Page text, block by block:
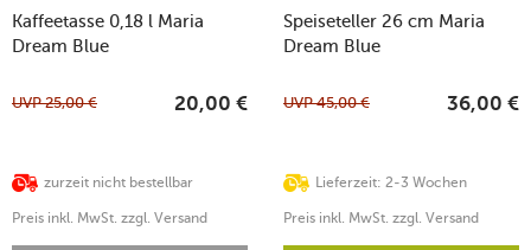
Kaffeetasse 0,18 l Maria
Dream Blue
zurzeit nicht bestellbar
UVP25,00 € 20,00 €
Preis inkl. MwSt. zzgl. Versand
Speiseteller 26 cm Maria
Dream Blue
Lieferzeit: 2-3 Wochen
UVP45,00 € 36,00 €
Preis inkl. MwSt. zzgl. Versand